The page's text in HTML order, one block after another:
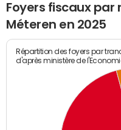
Foyers fiscaux par
Méteren en 2025
Répartition des foyers par
d'après ministère de